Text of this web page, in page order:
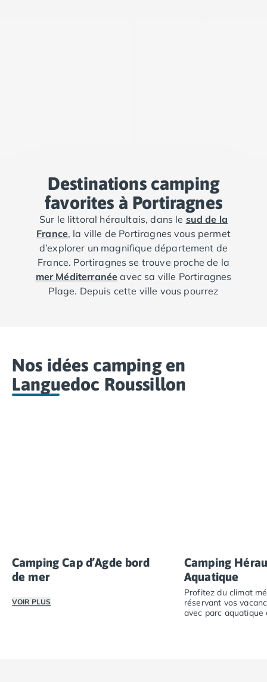
Destinations camping
favorites à Portiragnes
Sur le littoral héraultais, dans le sud de la
France, la ville de Portiragnes vous permet
d’explorer un magnifique département de
France. Portiragnes se trouve proche de la
mer Méditerranée avec sa ville Portiragnes
Plage. Depuis cette ville vous pourrez
Nos idées camping en
Languedoc Roussillon
Camping Cap d’Agde bord
de mer
VOIR PLUS
Camping
Aquatique
Profitez du climat
réservant vos
avec parc aquatique